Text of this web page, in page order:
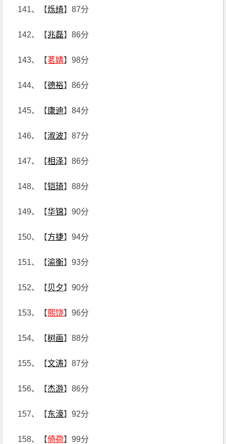
141、【烁绮】87分
142、【兆磊】86分
143、【茗婧】98分
144、【德裕】86分
145、【康迪】84分
146、【淑波】87分
147、【相泽】86分
148、【铠琦】88分
149、【华锦】90分
150、【方捷】94分
151、【渝衡】93分
152、【贝夕】90分
153、【熙饶】96分
154、【树画】88分
155、【文涛】87分
156、【杰游】86分
157、【东濠】92分
158、【倚荷】99分